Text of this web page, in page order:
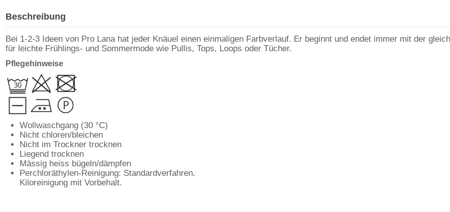
Beschreibung
Bei 1-2-3 Ideen von Pro Lana hat jeder Knäuel einen einmaligen Farbverlauf. Er beginnt und endet immer mit der
für leichte Frühlings- und Sommermode wie Pullis, Tops, Loops oder Tücher.
Pflegehinweise
Wollwaschgang (30 °C)
Nicht chloren/bleichen
Nicht im Trockner trocknen
Liegend trocknen
Mässig heiss bügeln/dämpfen
Perchloräthylen-Reinigung: Standardverfahren.
Kiloreinigung mit Vorbehalt.